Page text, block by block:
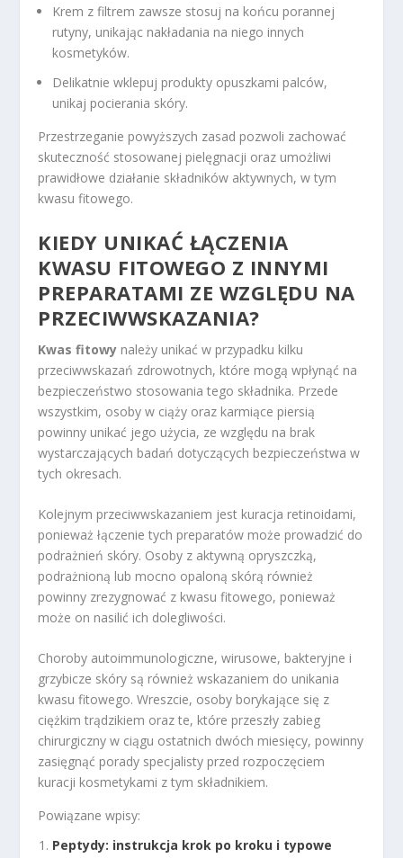
Krem z filtrem zawsze stosuj na końcu porannej
rutyny, unikając nakładania na niego innych
kosmetyków.
Delikatnie wklepuj produkty opuszkami palców,
unikaj pocierania skóry.
Przestrzeganie powyższych zasad pozwoli zachować
skuteczność stosowanej pielęgnacji oraz umożliwi
prawidłowe działanie składników aktywnych, w tym
kwasu fitowego.
KIEDY UNIKAĆ ŁĄCZENIA
KWASU FITOWEGO Z INNYMI
PREPARATAMI ZE WZGLĘDU NA
PRZECIWWSKAZANIA?
Kwas fitowy należy unikać w przypadku kilku
przeciwwskazań zdrowotnych, które mogą wpłynąć na
bezpieczeństwo stosowania tego składnika. Przede
wszystkim, osoby w ciąży oraz karmiące piersią
powinny unikać jego użycia, ze względu na brak
wystarczających badań dotyczących bezpieczeństwa w
tych okresach.
Kolejnym przeciwwskazaniem jest kuracja retinoidami,
ponieważ łączenie tych preparatów może prowadzić do
podrażnień skóry. Osoby z aktywną opryszczką,
podrażnioną lub mocno opaloną skórą również
powinny zrezygnować z kwasu fitowego, ponieważ
może on nasilić ich dolegliwości.
Choroby autoimmunologiczne, wirusowe, bakteryjne i
grzybicze skóry są również wskazaniem do unikania
kwasu fitowego. Wreszcie, osoby borykające się z
ciężkim trądzikiem oraz te, które przeszły zabieg
chirurgiczny w ciągu ostatnich dwóch miesięcy, powinny
zasięgnąć porady specjalisty przed rozpoczęciem
kuracji kosmetykami z tym składnikiem.
Powiązane wpisy:
Peptydy: instrukcja krok po kroku i typowe